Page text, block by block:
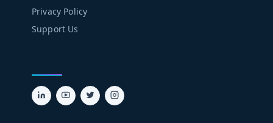
Privacy Policy
Support Us